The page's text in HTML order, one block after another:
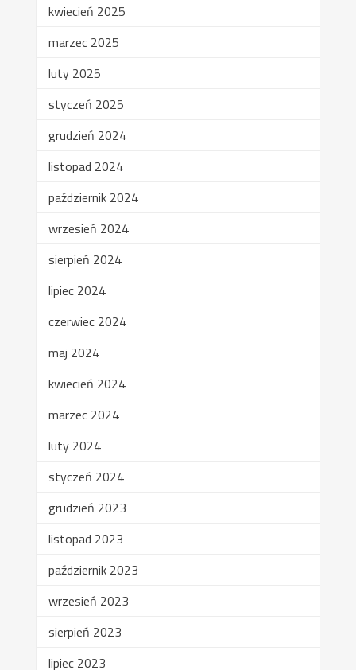
kwiecień 2025
marzec 2025
luty 2025
styczeń 2025
grudzień 2024
listopad 2024
październik 2024
wrzesień 2024
sierpień 2024
lipiec 2024
czerwiec 2024
maj 2024
kwiecień 2024
marzec 2024
luty 2024
styczeń 2024
grudzień 2023
listopad 2023
październik 2023
wrzesień 2023
sierpień 2023
lipiec 2023